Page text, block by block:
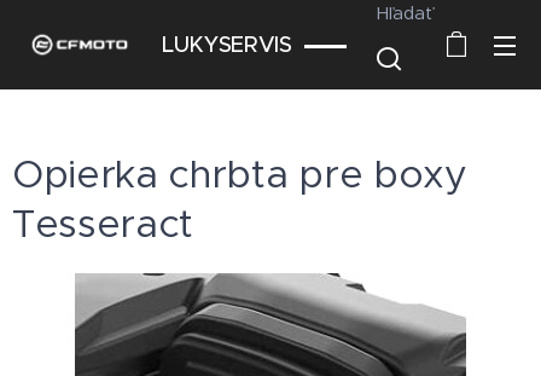
LUKYSERVIS
Hľadať
Opierka chrbta pre boxy
Tesseract